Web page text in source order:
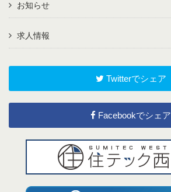
お知らせ
求人情報
Twitterでシェア
Facebookでシェア